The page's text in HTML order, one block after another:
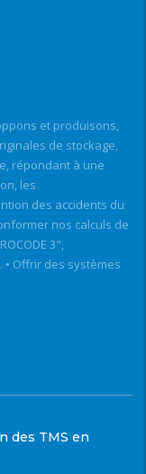
et produisons,
de stockage,
répondant à une
les
des accidents du
nos calculs de
3",
Offrir des systèmes
des TMS en